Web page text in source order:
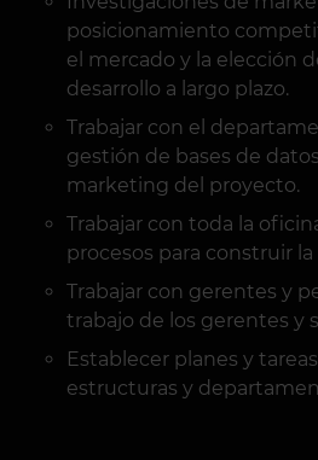
posicionamiento
el mercado y la elección
desarrollo a largo plazo.
Trabajar con el
gestión de bases de
marketing del proyecto.
Trabajar con toda la
procesos para construir la
Trabajar con gerentes y
trabajo de los gerentes y
Establecer planes y
estructuras y